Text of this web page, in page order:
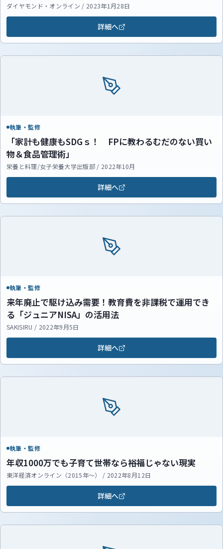
ダイヤモンド・オンライン / 2023年1月28日
詳細へ
執筆・監修
「家計も健康もSDGｓ！ FPに教わるむだのない買い
物＆食品管理術」
栄養と料理/女子栄養大学出版部 / 2022年10月
詳細へ
執筆・監修
来年廃止で駆け込み需要！教育費を非課税で運用でき
る「ジュニアNISA」の活用法
SAKISIRU / 2022年9月5日
詳細へ
執筆・監修
年収1000万でも子育て世帯なら裕福じゃない現実
東洋経済オンライン（2015年～） / 2022年8月12日
詳細へ